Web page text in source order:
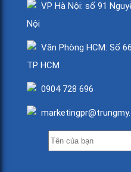
VP Hà Nội: số 91
Nội
Văn Phòng HCM: Số
TP HCM
0904 728 696